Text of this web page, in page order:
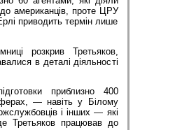
американців, проте ЦРУ
приводить термін лише
розкрив Третьяков,
в деталі діяльності
приблизно 400
— навіть у Білому
і інших — які
Третьяков працював до